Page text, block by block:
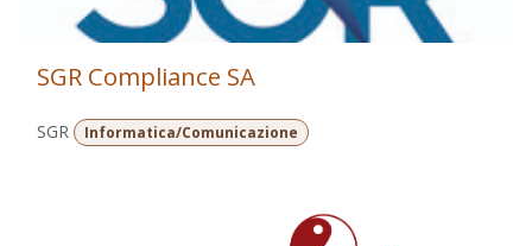
SGR Compliance SA
SGR Informatica/Comunicazione